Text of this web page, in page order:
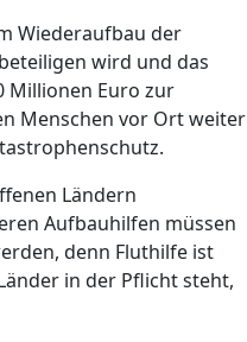
Wiederaufbau der
wird und das
Millionen Euro zur
Menschen vor Ort weiter
Ländern
Aufbauhilfen müssen
denn Fluthilfe ist
in der Pflicht steht,